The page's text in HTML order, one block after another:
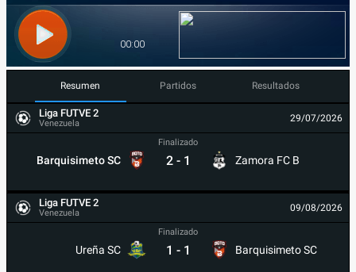
Resumen Partidos Resultados
Liga FUTVE 2
Venezuela 29/07/2026
Barquisimeto SC
Finalizado
2 - 1 Zamora FC B
Liga FUTVE 2
Venezuela 09/08/2026
Ureña SC
Finalizado
1 - 1 Barquisimeto SC